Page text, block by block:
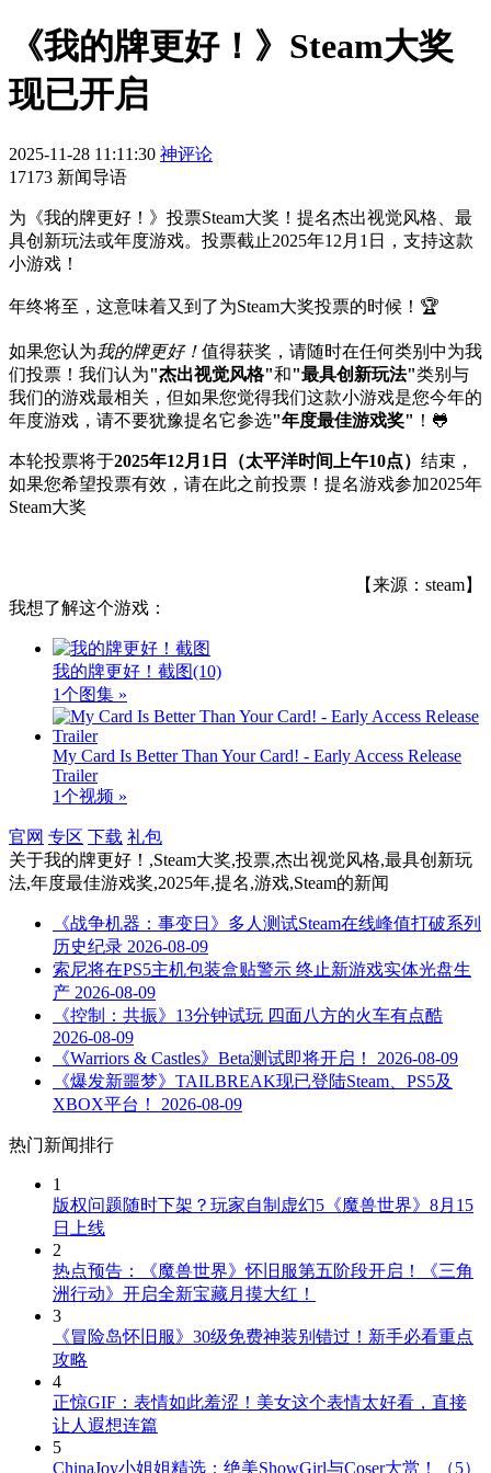
《我的牌更好！》Steam大奖
现已开启
2025-11-28 11:11:30 神评论
17173 新闻导语
为《我的牌更好！》投票Steam大奖！提名杰出视觉风格、最
具创新玩法或年度游戏。投票截止2025年12月1日，支持这款
小游戏！
年终将至，这意味着又到了为Steam大奖投票的时候！🏆
如果您认为我的牌更好！ 值得获奖，请随时在任何类别中为我
们投票！我们认为"杰出视觉风格"和"最具创新玩法"类别与
我们的游戏最相关，但如果您觉得我们这款小游戏是您今年的
年度游戏，请不要犹豫提名它参选"年度最佳游戏奖" ！🐸
本轮投票将于2025年12月1日（太平洋时间上午10点） 结束，
如果您希望投票有效，请在此之前投票！提名游戏参加2025年
Steam大奖
【来源：steam】
我想了解这个游戏：
我的牌更好！截图(10)
1个图集 »
My Card Is Better Than Your Card! - Early Access Release
Trailer
1个视频 »
官网 专区 下载 礼包
关于我的牌更好！,Steam大奖,投票,杰出视觉风格,最具创新玩
法,年度最佳游戏奖,2025年,提名,游戏,Steam的新闻
《战争机器：事变日》多人测试Steam在线峰值打破系列
历史纪录 2026-08-09
索尼将在PS5主机包装盒贴警示 终止新游戏实体光盘生
产 2026-08-09
《控制：共振》13分钟试玩 四面八方的火车有点酷
2026-08-09
《Warriors & Castles》Beta测试即将开启！
2026-08-09
《爆发新噩梦》TAILBREAK现已登陆Steam、PS5及
XBOX平台！
2026-08-09
热门新闻排行
1
版权问题随时下架？玩家自制虚幻5《魔兽世界》8月15
日上线
2
热点预告：《魔兽世界》怀旧服第五阶段开启！《三角
洲行动》开启全新宝藏月摸大红！
3
《冒险岛怀旧服》30级免费神装别错过！新手必看重点
攻略
4
正惊GIF：表情如此羞涩！美女这个表情太好看，直接
让人遐想连篇
5
ChinaJoy小姐姐精选：绝美ShowGirl与Coser大赏！（5）